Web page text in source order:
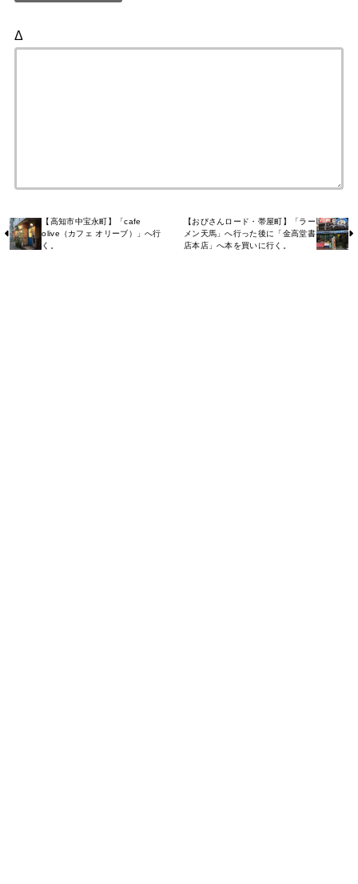
Δ
【高知市中宝永町】「cafe
olive（カフェ オリーブ）」へ行
く。
【おびさんロード・帯屋町】「ラー
メン天馬」へ行った後に「金高堂書
店本店」へ本を買いに行く。